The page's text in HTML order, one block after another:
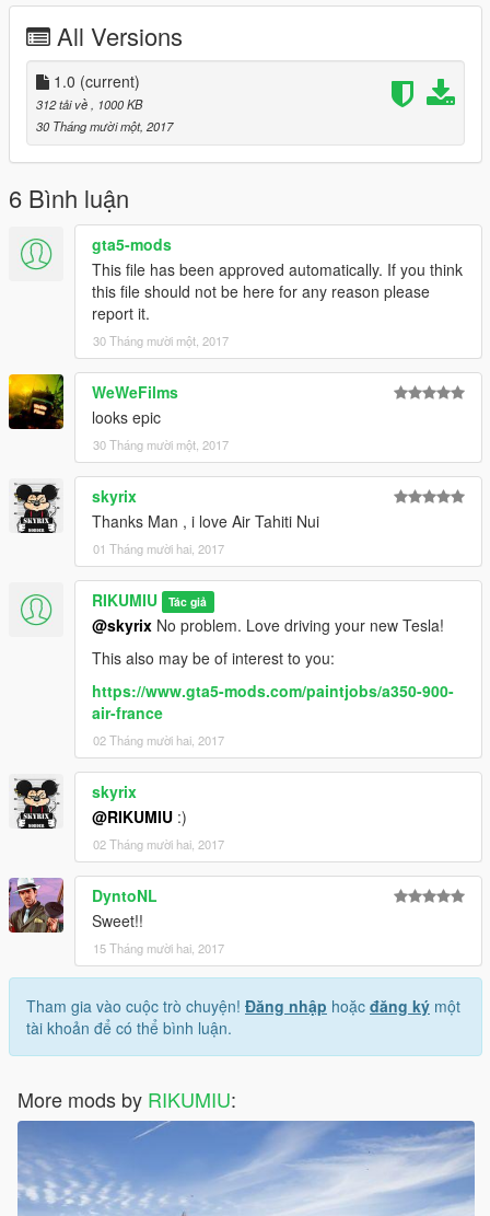
All Versions
1.0 (current)
312 tải về
, 1000 KB
30 Tháng mười một, 2017
6 Bình luận
gta5-mods
This file has been approved automatically. If you think
this file should not be here for any reason please
report it.
30 Tháng mười một, 2017
WeWeFilms
looks epic
30 Tháng mười một, 2017
skyrix
Thanks Man , i love Air Tahiti Nui
01 Tháng mười hai, 2017
RIKUMIU Tác giả
@skyrix No problem. Love driving your new Tesla!
This also may be of interest to you:
https://www.gta5-mods.com/paintjobs/a350-900-
air-france
02 Tháng mười hai, 2017
skyrix
@RIKUMIU :)
02 Tháng mười hai, 2017
DyntoNL
Sweet!!
15 Tháng mười hai, 2017
Tham gia vào cuộc trò chuyện! Đăng nhập hoặc đăng ký một
tài khoản để có thể bình luận.
More mods by RIKUMIU: